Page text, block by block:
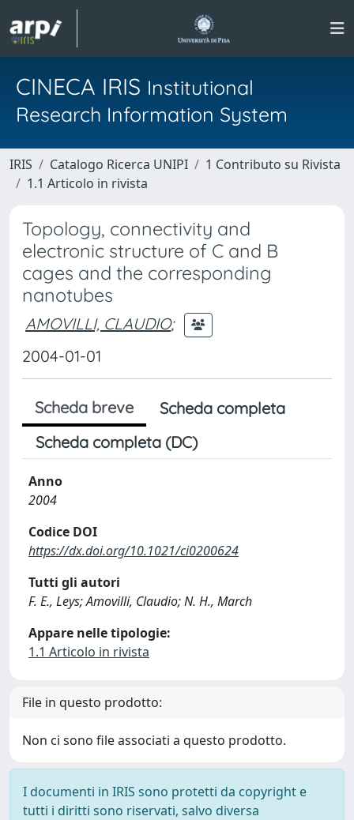
CINECA IRIS Institutional
Research Information System
IRIS Catalogo Ricerca UNIPI
1 Contributo su Rivista
1.1 Articolo in rivista
Topology, connectivity and
electronic structure of C and B
cages and the corresponding
nanotubes
AMOVILLI, CLAUDIO;
2004-01-01
Scheda breve
Scheda completa
Scheda completa (DC)
Anno
2004
Codice DOI
https://dx.doi.org/10.1021/ci0200624
Tutti gli autori
F. E., Leys; Amovilli, Claudio; N. H., March
Appare nelle tipologie:
1.1 Articolo in rivista
File in questo prodotto:
Non ci sono file associati a questo prodotto.
I documenti in IRIS sono protetti da copyright e
tutti i diritti sono riservati, salvo diversa